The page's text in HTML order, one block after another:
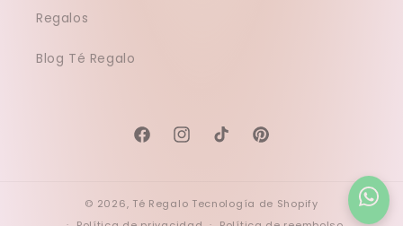
Regalos
Blog Té Regalo
FacebookInstagram
TikTok Pinterest
© 2026, Té Regalo Tecnología de Shopify